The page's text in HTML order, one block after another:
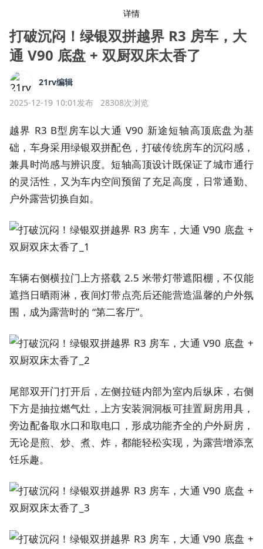
详情
打破沉闷！绿银双拼越界 R3 房车，大
通 V90 底盘 + 双厨双床太香了
21rv编辑
2025-12-19 10:01发布
28308次浏览
越界 R3 B型房车以大通 V90 新途短轴高顶底盘为基
础，车身采用绿银双拼配色，打破传统房车的沉闷感，
兼具时尚感与辨识度。短轴高顶设计既保证了城市通行
的灵活性，又为车内空间预留了充足高度，日常通勤、
户外露营切换自如。
车辆右侧横拉门上方搭载 2.5 米带灯带遮阳棚，不仅能
遮挡日晒雨淋，夜间灯带点亮后还能营造温馨的户外氛
围，成为露营时的 “第二客厅”。
尾部双开门打开后，左侧拉链内部为室内后纵床，右侧
下方是抽拉燃气灶，上方安装洞洞板可挂置厨房用具，
旁边配备取水口和取电口，形成功能齐全的户外厨房，
无论是煎、炒、煮、炸，都能轻松实现，为露营增添烹
饪乐趣。